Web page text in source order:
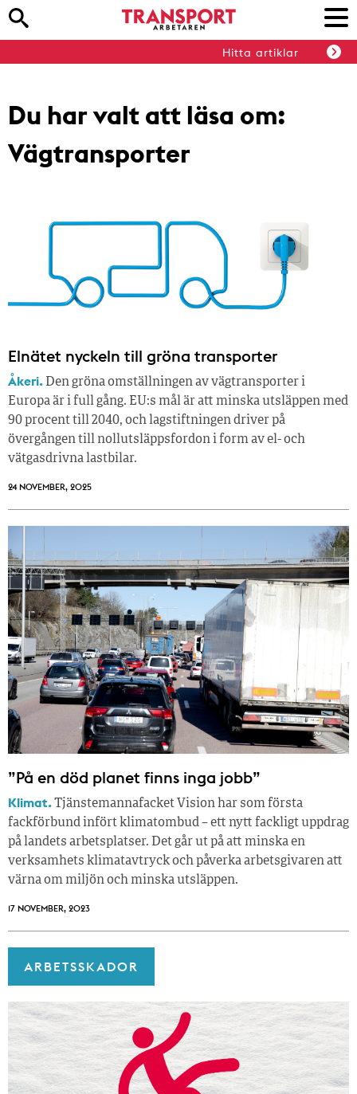
Hitta artiklar
Du har valt att läsa om:
Vägtransporter
Elnätet nyckeln till gröna transporter
Åkeri. Den gröna omställningen av vägtransporter i
Europa är i full gång. EU:s mål är att minska utsläppen med
90 procent till 2040, och lagstiftningen driver på
övergången till nollutsläppsfordon i form av el- och
vätgasdrivna lastbilar.
24 NOVEMBER, 2025
”På en död planet finns inga jobb”
Klimat.Tjänstemannafacket Vision har som första
fackförbund infört klimatombud – ett nytt fackligt uppdrag
på landets arbetsplatser. Det går ut på att minska en
verksamhets klimatavtryck och påverka arbetsgivaren att
värna om miljön och minska utsläppen.
17 NOVEMBER, 2023
ARBETSSKADOR